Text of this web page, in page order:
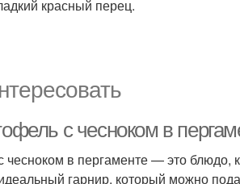
красный перец.
с чесноком в
в пергаменте — это блюдо,
гарнир, который можно